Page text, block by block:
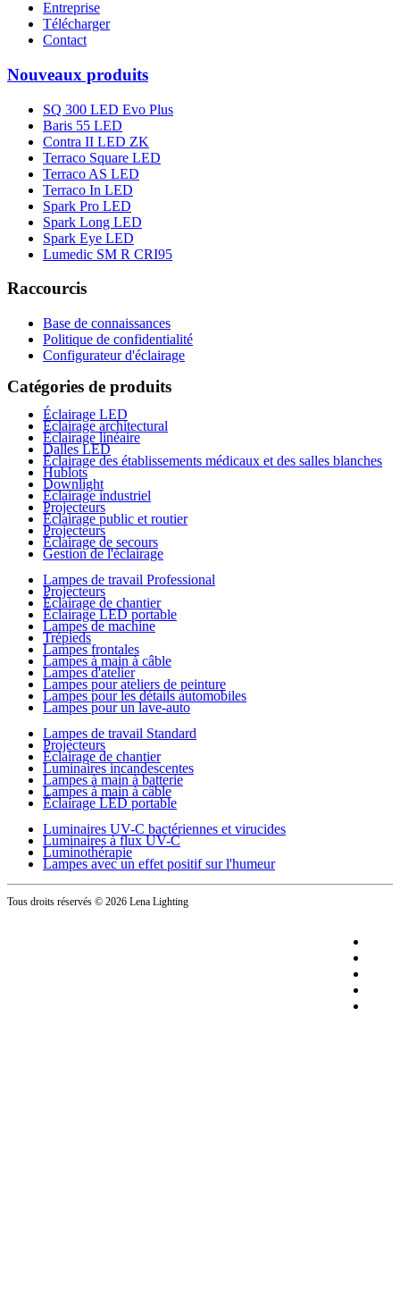
Entreprise
Télécharger
Contact
Nouveaux produits
SQ 300 LED Evo Plus
Baris 55 LED
Contra II LED ZK
Terraco Square LED
Terraco AS LED
Terraco In LED
Spark Pro LED
Spark Long LED
Spark Eye LED
Lumedic SM R CRI95
Raccourcis
Base de connaissances
Politique de confidentialité
Configurateur d'éclairage
Catégories de produits
Éclairage LED
Éclairage architectural
Éclairage linéaire
Dalles LED
Éclairage des établissements médicaux et des salles blanches
Hublots
Downlight
Éclairage industriel
Projecteurs
Éclairage public et routier
Projecteurs
Éclairage de secours
Gestion de l'éclairage
Lampes de travail Professional
Projecteurs
Éclairage de chantier
Éclairage LED portable
Lampes de machine
Trépieds
Lampes frontales
Lampes à main à câble
Lampes d'atelier
Lampes pour ateliers de peinture
Lampes pour les détails automobiles
Lampes pour un lave-auto
Lampes de travail Standard
Projecteurs
Éclairage de chantier
Luminaires incandescentes
Lampes à main à batterie
Lampes à main à câble
Éclairage LED portable
Luminaires UV-C bactériennes et virucides
Luminaires à flux UV-C
Luminothérapie
Lampes avec un effet positif sur l'humeur
Tous droits réservés © 2026 Lena Lighting